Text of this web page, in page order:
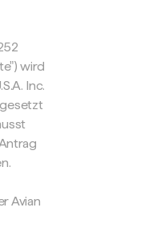
wird
Inc.
Avian